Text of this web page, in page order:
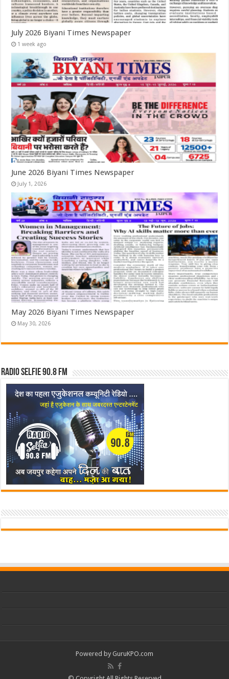
July 2026 Biyani Times Newspaper
1 week ago
June 2026 Biyani Times Newspaper
July 1, 2026
May 2026 Biyani Times Newspaper
May 30, 2026
Radio Selfie 90.8 FM
Powered by GuruKPO.com